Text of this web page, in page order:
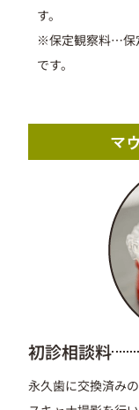
す。
※保定観察料…保
です。
マ
初診相談料
永久歯に交換済み